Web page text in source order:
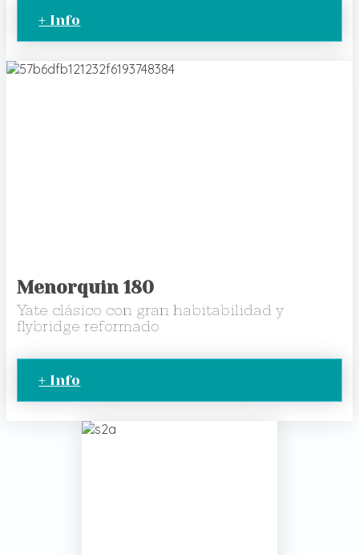
+ Info
Menorquin 180
Yate clásico con gran habitabilidad y
flybridge reformado
+ Info